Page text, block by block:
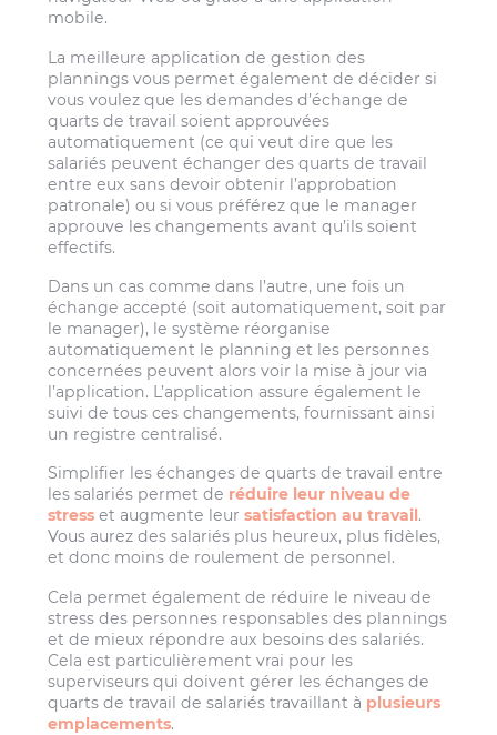
mobile.
La meilleure application de gestion des
plannings vous permet également de décider si
vous voulez que les demandes d’échange de
quarts de travail soient approuvées
automatiquement (ce qui veut dire que les
salariés peuvent échanger des quarts de travail
entre eux sans devoir obtenir l’approbation
patronale) ou si vous préférez que le manager
approuve les changements avant qu’ils soient
effectifs.
Dans un cas comme dans l’autre, une fois un
échange accepté (soit automatiquement, soit par
le manager), le système réorganise
automatiquement le planning et les personnes
concernées peuvent alors voir la mise à jour via
l’application. L’application assure également le
suivi de tous ces changements, fournissant ainsi
un registre centralisé.
Simplifier les échanges de quarts de travail entre
les salariés permet de réduire leur niveau de
stress et augmente leursatisfaction au travail .
Vous aurez des salariés plus heureux, plus fidèles,
et donc moins de roulement de personnel.
Cela permet également de réduire le niveau de
stress des personnes responsables des plannings
et de mieux répondre aux besoins des salariés.
Cela est particulièrement vrai pour les
superviseurs qui doivent gérer les échanges de
quarts de travail de salariés travaillant à plusieurs
emplacements.